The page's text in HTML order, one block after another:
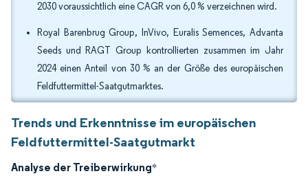
2030 voraussichtlich eine CAGR von 6,0 % verzeichnen wird.
Royal Barenbrug Group, InVivo, Euralis Semences, Advanta
Seeds und RAGT Group kontrollierten zusammen im Jahr
2024 einen Anteil von 30 % an der Größe des europäischen
Feldfuttermittel-Saatgutmarktes.
Trends und Erkenntnisse im europäischen
Feldfuttermittel-Saatgutmarkt
Analyse der Treiberwirkung*